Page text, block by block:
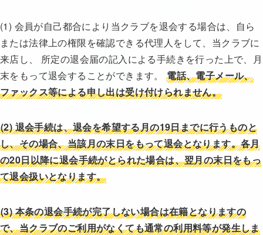
(1) 会員が自己都合により当クラブを退会する場合は、自ら
または法律上の権限を確認できる代理人をして、当クラブに
来店し、 所定の退会届の記入による手続きを行った上で、月
末をもって退会することができます。電話、電子メール、
ファックス等による申し出は受け付けられません。
(2)退会手続は、退会を希望する月の19日までに行うものと
し、その場合、当該月の末日をもって退会となります。各月
の20日以降に退会手続がとられた場合は、翌月の末日をもっ
て退会扱いとなります。
(3)本条の退会手続が完了しない場合は在籍となりますの
で、当クラブのご利用がなくても通常の利用料等が発生しま